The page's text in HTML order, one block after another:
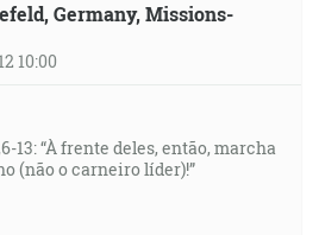
Germany, Missions-
10:00
13: “À frente deles, então, marcha
(não o carneiro líder)!”